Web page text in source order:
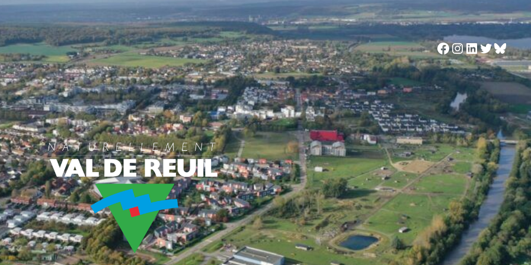
Facebook
Instagram
LinkedIn
Twitter